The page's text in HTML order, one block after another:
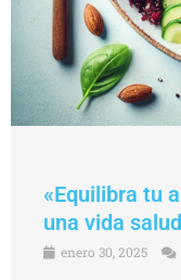
«Equilibra tu
una vida
enero 30, 2025